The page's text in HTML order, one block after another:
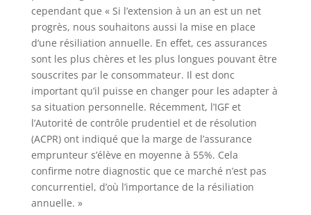
cependant que « Si l’extension à un an est un net
progrès, nous souhaitons aussi la mise en place
d’une résiliation annuelle. En effet, ces assurances
sont les plus chères et les plus longues pouvant être
souscrites par le consommateur. Il est donc
important qu’il puisse en changer pour les adapter à
sa situation personnelle. Récemment, l’IGF et
l’Autorité de contrôle prudentiel et de résolution
(ACPR) ont indiqué que la marge de l’assurance
emprunteur s’élève en moyenne à 55%. Cela
confirme notre diagnostic que ce marché n’est pas
concurrentiel, d’où l’importance de la résiliation
annuelle. »